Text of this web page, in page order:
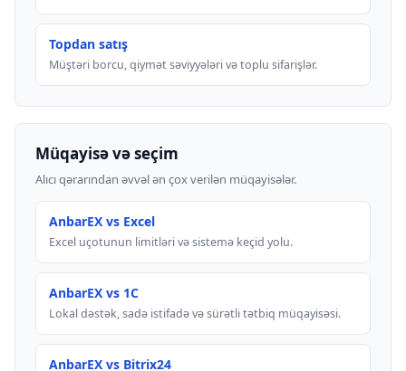
Topdan satış
Müştəri borcu, qiymət səviyyələri və toplu sifarişlər.
Müqayisə və seçim
Alıcı qərarından əvvəl ən çox verilən müqayisələr.
AnbarEX vs Excel
Excel uçotunun limitləri və sistemə keçid yolu.
AnbarEX vs 1C
Lokal dəstək, sadə istifadə və sürətli tətbiq müqayisəsi.
AnbarEX vs Bitrix24